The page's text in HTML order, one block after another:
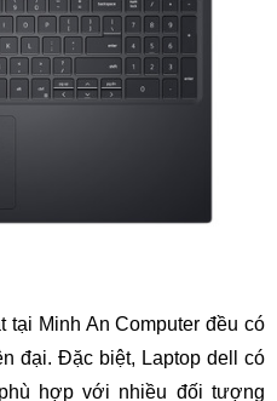
tại Minh An Computer đều có
đại. Đặc biệt, Laptop dell có
hợp với nhiều đối tượng